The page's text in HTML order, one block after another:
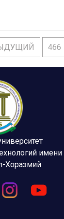
466
имени
Хоразмий